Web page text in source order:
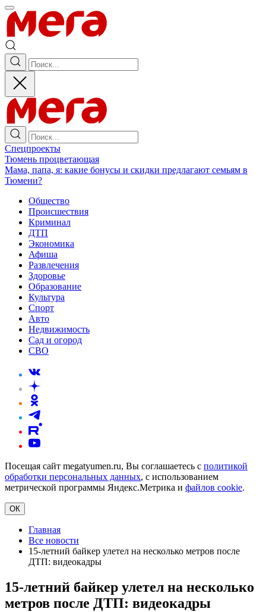
Спецпроекты
Тюмень процветающая
Мама, папа, я: какие бонусы и скидки предлагают семьям в
Тюмени?
Общество
Происшествия
Криминал
ДТП
Экономика
Афиша
Развлечения
Здоровье
Образование
Культура
Спорт
Авто
Недвижимость
Сад и огород
СВО
Посещая сайт megatyumen.ru, Вы соглашаетесь с политикой
обработки персональных данных, с использованием
метрической программы Яндекс.Метрика и файлов cookie.
ОК
Главная
Все новости
15-летний байкер улетел на несколько метров после
ДТП: видеокадры
15-летний байкер улетел на несколько
метров после ДТП: видеокадры